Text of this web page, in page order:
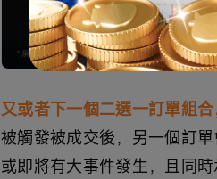
又或者下一個二選一訂單組
被觸發被成交後，另一個訂
或即將有大事件發生，且同